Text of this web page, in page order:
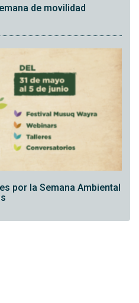
de movilidad
por la Semana Ambiental